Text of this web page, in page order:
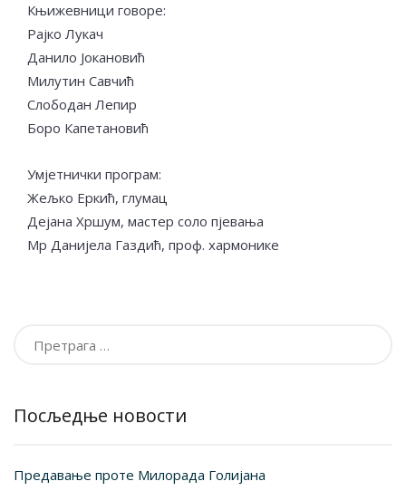
Књижевници говоре:
Рајко Лукач
Данило Јокановић
Милутин Савчић
Слободан Лепир
Боро Капетановић
Умјетнички програм:
Жељко Еркић, глумац
Дејана Хршум, мастер соло пјевања
Мр Данијела Газдић, проф. хармонике
Посљедње новости
Предавање проте Милорада Голијана